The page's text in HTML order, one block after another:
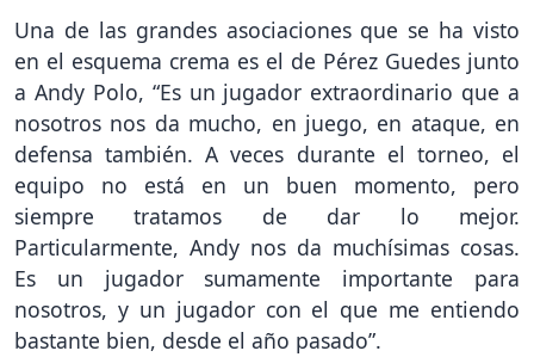
Una de las grandes asociaciones que se ha visto
en el esquema crema es el de Pérez Guedes junto
a Andy Polo, “Es un jugador extraordinario que a
nosotros nos da mucho, en juego, en ataque, en
defensa también. A veces durante el torneo, el
equipo no está en un buen momento, pero
siempre tratamos de dar lo mejor.
Particularmente, Andy nos da muchísimas cosas.
Es un jugador sumamente importante para
nosotros, y un jugador con el que me entiendo
bastante bien, desde el año pasado”.